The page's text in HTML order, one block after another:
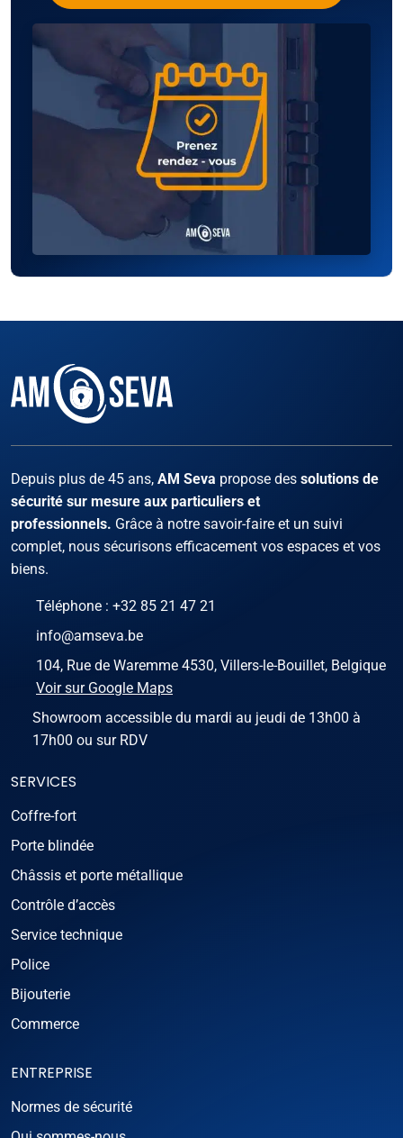
Depuis plus de 45 ans, AM Seva propose des solutions de
sécurité sur mesure aux particuliers et
professionnels. Grâce à notre savoir-faire et un suivi
complet, nous sécurisons efficacement vos espaces et vos
biens.
Téléphone : +32 85 21 47 21
info@amseva.be
104, Rue de Waremme 4530, Villers-le-Bouillet, Belgique
Voir sur Google Maps
Showroom accessible du mardi au jeudi de 13h00 à
17h00 ou sur RDV
SERVICES
Coffre-fort
Porte blindée
Châssis et porte métallique
Contrôle d’accès
Service technique
Police
Bijouterie
Commerce
ENTREPRISE
Normes de sécurité